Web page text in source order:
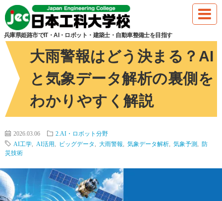
兵庫県姫路市でIT・AI・ロボット・建築士・自動車整備士を目指す
HOME 2.AI・ロボット分野 大雨警報はどう決まる？AIと気象データ
大雨警報はどう決まる？AI
と気象データ解析の裏側を
わかりやすく解説
2026.03.06
2.AI・ロボット分野
AI工学
AI活用 ビッグデータ 大雨警報 気象データ解析 気象予測
防
災技術